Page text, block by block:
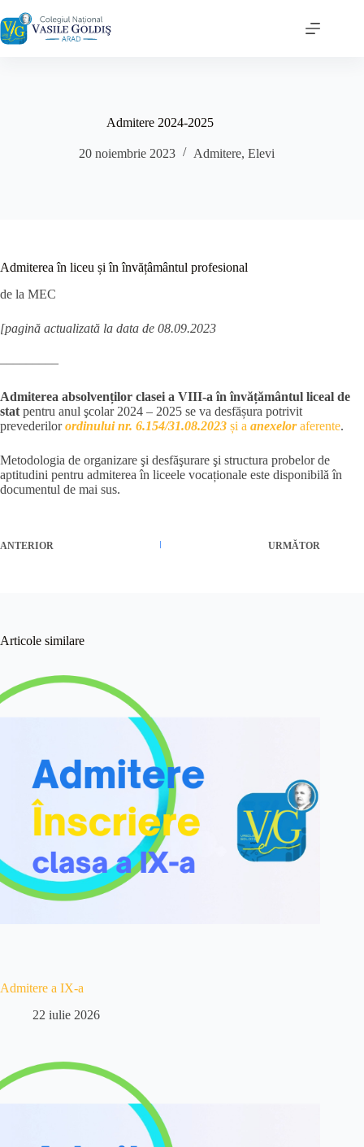
la
conținut
Admitere 2024-2025
20 noiembrie 2023 Admitere, Elevi
Admiterea în liceu și în învățâmântul profesional
de la MEC
[pagină actualizată la data de 08.09.2023
–––––––––
Admiterea absolvenților clasei a VIII-a în învățământul liceal de
stat pentru anul şcolar 2024 – 2025 se va desfășura potrivit
prevederilorordinului nr. 6.154/31.08.2023 și a anexelor aferente.
Metodologia de organizare şi desfăşurare şi structura probelor de
aptitudini pentru admiterea în liceele vocaționale este disponibilă în
documentul de mai sus.
ANTERIOR URMĂTOR
Articole similare
Admitere a IX-a
22 iulie 2026